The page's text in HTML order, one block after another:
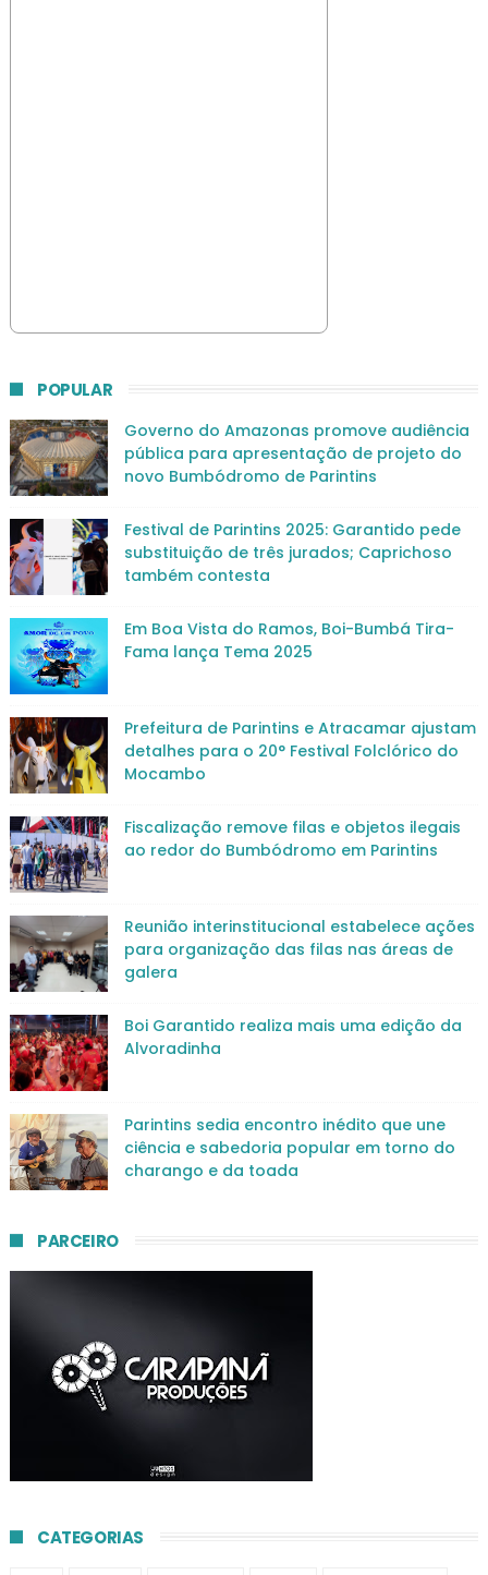
POPULAR
Governo do Amazonas promove audiência
pública para apresentação de projeto do
novo Bumbódromo de Parintins
Festival de Parintins 2025: Garantido pede
substituição de três jurados; Caprichoso
também contesta
Em Boa Vista do Ramos, Boi-Bumbá Tira-
Fama lança Tema 2025
Prefeitura de Parintins e Atracamar ajustam
detalhes para o 20° Festival Folclórico do
Mocambo
Fiscalização remove filas e objetos ilegais
ao redor do Bumbódromo em Parintins
Reunião interinstitucional estabelece ações
para organização das filas nas áreas de
galera
Boi Garantido realiza mais uma edição da
Alvoradinha
Parintins sedia encontro inédito que une
ciência e sabedoria popular em torno do
charango e da toada
PARCEIRO
CATEGORIAS